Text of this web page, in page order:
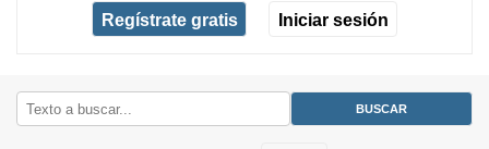
Regístrate gratis Iniciar sesión